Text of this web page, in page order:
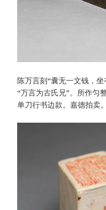
陈万言刻“囊无一文钱，
“万言为古氏兄”。所作匀
单刀行书边款。嘉德拍卖